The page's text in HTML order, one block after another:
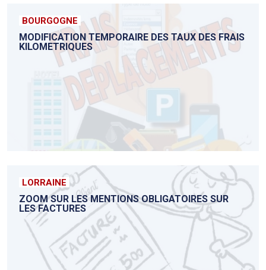
BOURGOGNE
MODIFICATION TEMPORAIRE DES TAUX DES FRAIS
KILOMETRIQUES
LORRAINE
ZOOM SUR LES MENTIONS OBLIGATOIRES SUR
LES FACTURES